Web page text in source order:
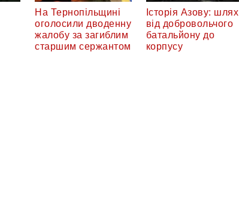
На Тернопільщині
оголосили дводенну
жалобу за загиблим
старшим сержантом
Історія Азову: шлях
від добровольчого
батальйону до
корпусу